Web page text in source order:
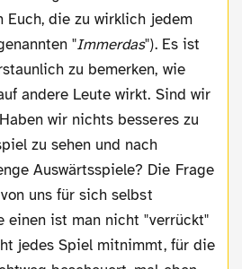
Euch, die zu wirklich jedem
"Immerdas"). Es ist
zu bemerken, wie
andere Leute wirkt. Sind wir
wir nichts besseres zu
zu sehen und nach
Auswärtsspiele? Die Frage
uns für sich selbst
einen ist man nicht "verrückt"
jedes Spiel mitnimmt, für die